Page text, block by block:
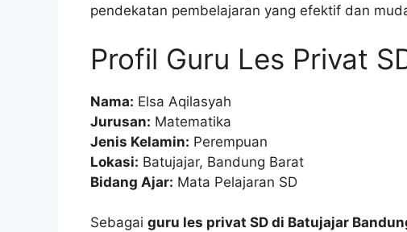
pendekatan pembelajaran yang efektif dan
Profil Guru Les Privat
Nama: Elsa Aqilasyah
Jurusan: Matematika
Jenis Kelamin: Perempuan
Lokasi: Batujajar, Bandung Barat
Bidang Ajar: Mata Pelajaran SD
Sebagai guru les privat SD di Batujajar